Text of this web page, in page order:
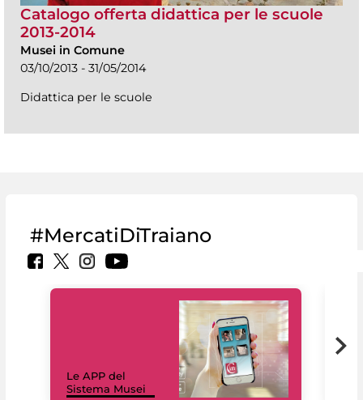
Catalogo offerta didattica per le scuole
2013-2014
Musei in Comune
03/10/2013 - 31/05/2014
Didattica per le scuole
#MercatiDiTraiano
Le APP del
Sistema Musei